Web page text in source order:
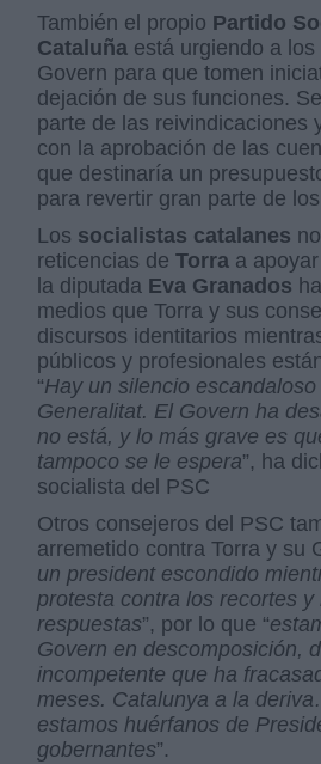
También el propio Partido
Cataluña está urgiendo a los
Govern para que tomen
dejación de sus funciones.
parte de las reivindicaciones
con la aprobación de las
que destinaría un
para revertir gran parte de
Los socialistas catalanes
reticencias deTorra a
la diputada Eva Granados
medios que Torra y sus
discursos identitarios
públicos y profesionales
“Hay un silencio
Generalitat. El Govern ha
no está, y lo más grave es
tampoco se le espera”, ha
socialista del PSC
Otros consejeros del PSC
arremetido contra Torra y su
un president escondido
protesta contra los recortes y
respuestas”, por lo que “
Govern en descomposición,
incompetente que ha
meses. Catalunya a la
estamos huérfanos de
gobernantes”.